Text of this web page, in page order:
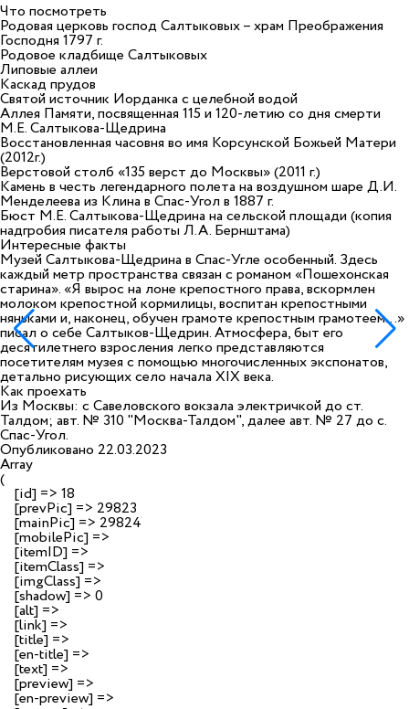
Что посмотреть
Родовая церковь господ Салтыковых – храм Преображения
Господня 1797 г.
Родовое кладбище Салтыковых
Липовые аллеи
Каскад прудов
Святой источник Иорданка с целебной водой
Аллея Памяти, посвященная 115 и 120-летию со дня смерти
М.Е. Салтыкова-Щедрина
Восстановленная часовня во имя Корсунской Божьей Матери
(2012г.)
Верстовой столб «135 верст до Москвы» (2011 г.)
Камень в честь легендарного полета на воздушном шаре Д.И.
Менделеева из Клина в Спас-Угол в 1887 г.
Бюст М.Е. Салтыкова-Щедрина на сельской площади (копия
надгробия писателя работы Л.А. Бернштама)
Интересные факты
Музей Салтыкова-Щедрина в Спас-Угле особенный. Здесь
каждый метр пространства связан с романом «Пошехонская
старина». «Я вырос на лоне крепостного права, вскормлен
молоком крепостной кормилицы, воспитан крепостными
няньками и, наконец, обучен грамоте крепостным грамотеем…»
писал о себе Салтыков-Щедрин. Атмосфера, быт его
десятилетнего взросления легко представляются
посетителям музея с помощью многочисленных экспонатов,
детально рисующих село начала ХIХ века.
Как проехать
Из Москвы: с Савеловского вокзала электричкой до ст.
Талдом; авт. № 310 "Москва-Талдом", далее авт. № 27 до с.
Спас-Угол.
Опубликовано 22.03.2023
Array
(
    [id] => 18
    [prevPic] => 29823
    [mainPic] => 29824
    [mobilePic] =>
    [itemID] =>
    [itemClass] =>
    [imgClass] =>
    [shadow] => 0
    [alt] =>
    [link] =>
    [title] =>
    [en-title] =>
    [text] =>
    [preview] =>
    [en-preview] =>